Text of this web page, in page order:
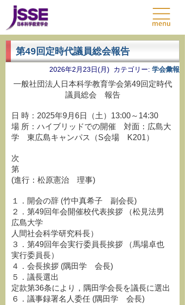
第49回定時代議員総会報告
2026年2月23日(月) カテゴリー: 学会彙報
一般社団法人日本科学教育学会第49回定時代
議員総会 報告
日 時：2025年9月6日（土）13:00～14:30
場 所：ハイブリッドでの開催 対面：広島大
学 東広島キャンパス（S会場 K201）
次
(進行：松原憲治 理事)
１．開会の辞 (竹中真希子 副会長)
２．第49回年会開催校代表挨拶 （松見法男
広島大学
人間社会科学研究科長）
３．第49回年会実行委員長挨拶 （馬場卓也
実行委員長）
４．会長挨拶 (隅田学 会長)
５．議長選出
定款第36条により，隅田学会長を議長に選出
６．議事録署名人委任 (隅田学 会長)